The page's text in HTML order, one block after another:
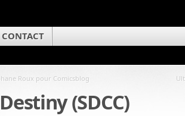
CONTACT
Roux pour Comicsblog
(SDCC)